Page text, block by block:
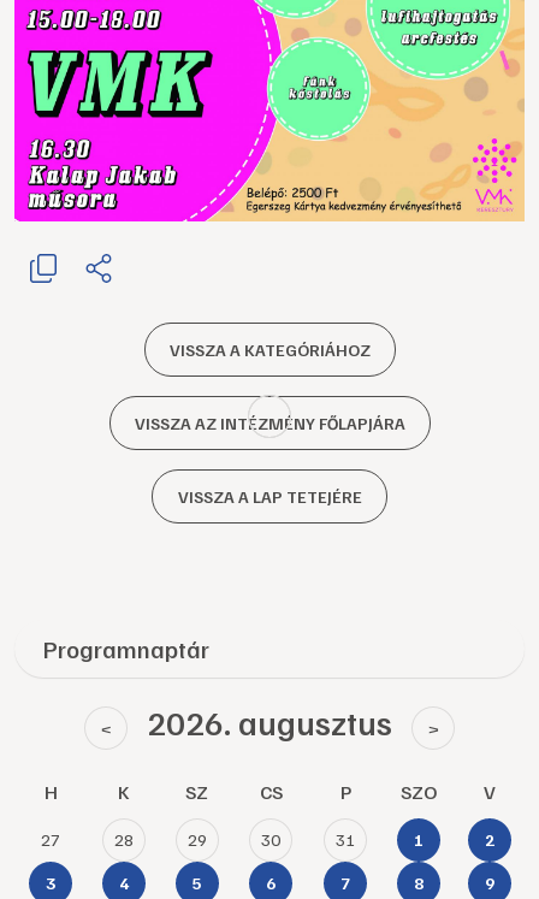
VISSZA A KATEGÓRIÁHOZ
VISSZA AZ INTÉZMÉNY FŐLAPJÁRA
VISSZA A LAP TETEJÉRE
Programnaptár
< 2026. augusztus >
H K SZ CS P SZO V
27 28 29 30 31 1 2
3 4 5 6 7 8 9